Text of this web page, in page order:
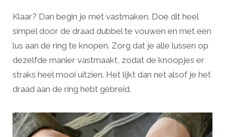
Klaar? Dan begin je met vastmaken. Doe dit heel
simpel door de draad dubbel te vouwen en met een
lus aan de ring te knopen. Zorg dat je alle lussen op
dezelfde manier vastmaakt, zodat de knoopjes er
straks heel mooi uitzien. Het lijkt dan net alsof je het
draad aan de ring hebt gebreid.